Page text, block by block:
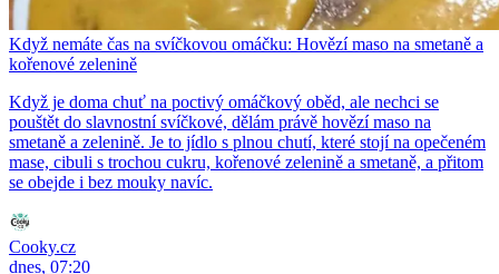
Když nemáte čas na svíčkovou omáčku: Hovězí maso na smetaně a
kořenové zelenině
Když je doma chuť na poctivý omáčkový oběd, ale nechci se
pouštět do slavnostní svíčkové, dělám právě hovězí maso na
smetaně a zelenině. Je to jídlo s plnou chutí, které stojí na opečeném
mase, cibuli s trochou cukru, kořenové zelenině a smetaně, a přitom
se obejde i bez mouky navíc.
Cooky.cz
dnes, 07:20